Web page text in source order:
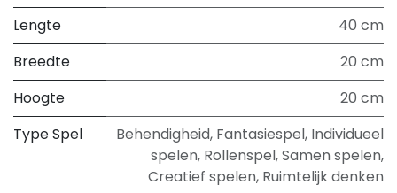
Lengte
40 cm
Breedte
20 cm
Hoogte
20 cm
Type Spel
Behendigheid, Fantasiespel, Individueel
spelen, Rollenspel,Samen spelen,
Creatief spelen, Ruimtelijk denken